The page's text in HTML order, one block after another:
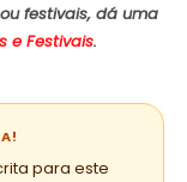
festivais, dá uma
e Festivais.
para este